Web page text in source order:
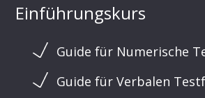
Einführungskurs
Guide für Numerische
Guide für Verbalen